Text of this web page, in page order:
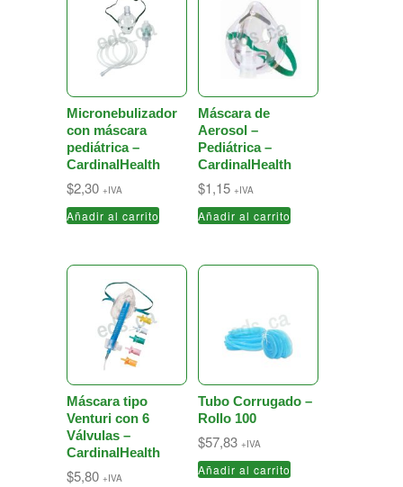
Micronebulizador
con máscara
pediátrica –
CardinalHealth
$2,30 +IVA
Añadir al carrito
Máscara de
Aerosol –
Pediátrica –
CardinalHealth
$1,15 +IVA
Añadir al carrito
Máscara tipo
Venturi con 6
Válvulas –
CardinalHealth
$5,80 +IVA
Tubo Corrugado –
Rollo 100
$57,83 +IVA
Añadir al carrito